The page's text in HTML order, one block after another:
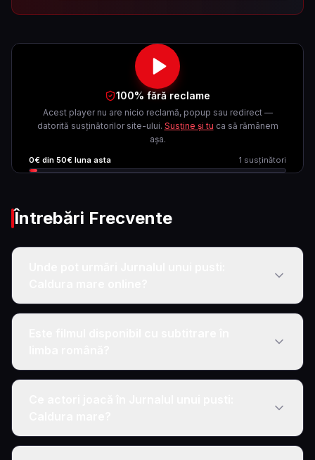
100% fără reclame
Acest player nu are nicio reclamă, popup sau redirect —
datorită susținătorilor site-ului. Susține și tu ca să rămânem
așa.
0€ din 50€ luna asta 1 susținători
Întrebări Frecvente